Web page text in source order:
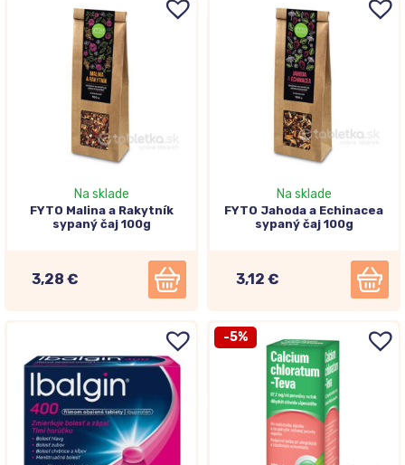
Na sklade
FYTO Malina a Rakytník
sypaný čaj 100g
3,28 €
Na sklade
FYTO Jahoda a Echinacea
sypaný čaj 100g
3,12 €
-5%